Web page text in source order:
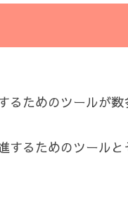
るためのツールが数
するためのツール